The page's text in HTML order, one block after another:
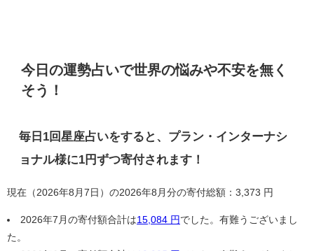
今日の運勢占いで世界の悩みや不安を無く
そう！
毎日1回星座占いをすると、プラン・インターナシ
ョナル様に1円ずつ寄付されます！
現在（2026年8月7日）の2026年8月分の寄付総額：3,373 円
2026年7月の寄付額合計は15,084 円 でした。有難うございまし
た。